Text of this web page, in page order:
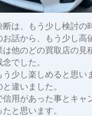
は、もう少し検討の
お話から、もう少し高
は他のどの買取店の見
でした。
う少し楽しめると思い
違いました。
信用があった事とキャ
と思います。